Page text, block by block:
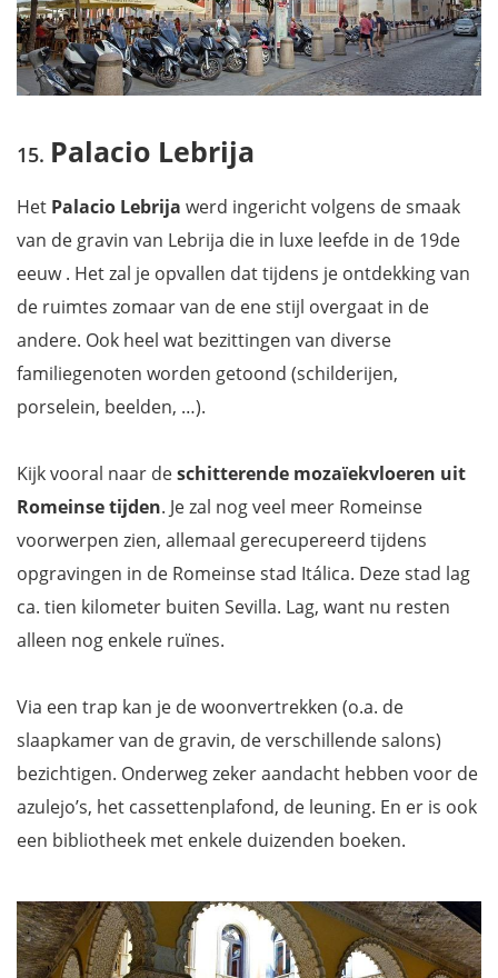
Palacio Lebrija
Het Palacio Lebrija werd ingericht volgens de smaak
van de gravin van Lebrija die in luxe leefde in de 19de
eeuw . Het zal je opvallen dat tijdens je ontdekking van
de ruimtes zomaar van de ene stijl overgaat in de
andere. Ook heel wat bezittingen van diverse
familiegenoten worden getoond (schilderijen,
porselein, beelden, …).
Kijk vooral naar deschitterende mozaïekvloeren uit
Romeinse tijden. Je zal nog veel meer Romeinse
voorwerpen zien, allemaal gerecupereerd tijdens
opgravingen in de Romeinse stad Itálica. Deze stad lag
ca. tien kilometer buiten Sevilla. Lag, want nu resten
alleen nog enkele ruïnes.
Via een trap kan je de woonvertrekken (o.a. de
slaapkamer van de gravin, de verschillende salons)
bezichtigen. Onderweg zeker aandacht hebben voor de
azulejo’s, het cassettenplafond, de leuning. En er is ook
een bibliotheek met enkele duizenden boeken.